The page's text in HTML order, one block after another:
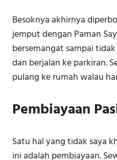
Besoknya akhirnya
jemput dengan Paman
bersemangat sampai
dan berjalan ke parkiran.
pulang ke rumah walau
Pembiayaan
Satu hal yang tidak saya
ini adalah pembiayaan.